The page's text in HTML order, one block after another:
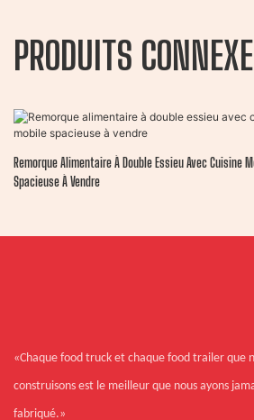
PRODUITS
Remorque Alimentaire À Double Essieu Avec Cuisine
Spacieuse À Vendre
«Chaque food truck et chaque food trailer que
construisons est le meilleur que nous ayons
fabriqué.»